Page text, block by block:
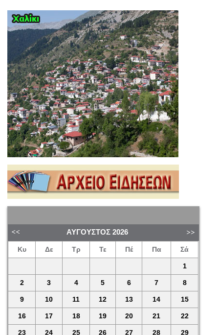
ΑΎΓΟΥΣΤΟΣ 2026
Κυ Δε Τρ Τε Πέ Πα Σά
1
2 3 4 5 6 7 8
9 10 11 12 13 14 15
16 17 18 19 20 21 22
23 24 25 26 27 28 29